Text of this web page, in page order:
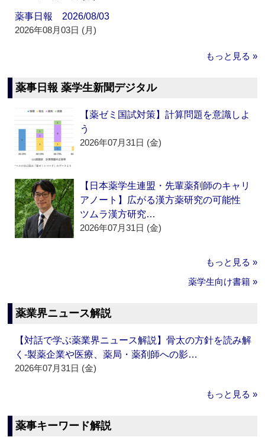
薬事日報 2026/08/03
2026年08月03日 (月)
もっと見る »
薬事日報 薬学生新聞デジタル
【薬ゼミ国試対策】計算問題を意識しよ
う
2026年07月31日 (金)
【日本薬学生連盟・先輩薬剤師のキャリ
アノート】広がる漢方薬研究の可能性
ツムラ漢方研究…
2026年07月31日 (金)
もっと見る »
薬学生向け書籍 »
薬業界ニュース解説
【対話で学ぶ薬業界ニュース解説】骨太の方針を読み解
く‐製薬企業や医療、薬局・薬剤師への影…
2026年07月31日 (金)
もっと見る »
薬事キーワード解説